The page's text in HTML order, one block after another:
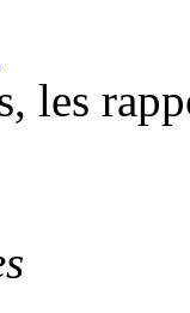
les